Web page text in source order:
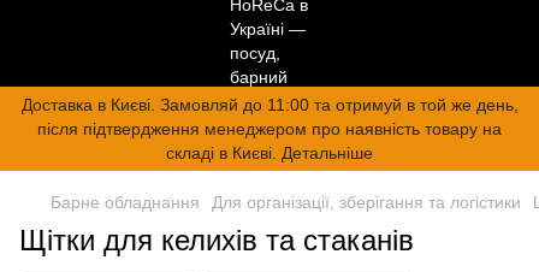
Доставка в Києві. Замовляй до 11:00 та отримуй в той же день,
після підтвердження менеджером про наявність товару на
складі в Києві. Детальніше
Барне обладнання Для організації, зберігання та логістики
Щітки для келихів та стаканів